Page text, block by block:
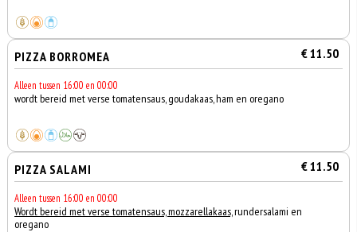
PIZZA BORROMEA € 11.50
Alleen tussen 16:00 en 00:00
wordt bereid met verse tomatensaus, goudakaas, ham en oregano
PIZZA SALAMI € 11.50
Alleen tussen 16:00 en 00:00
Wordt bereid met verse tomatensaus, mozzarellakaas,rundersalami en
oregano